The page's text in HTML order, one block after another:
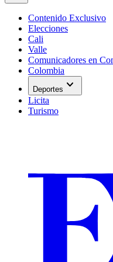
Contenido Exclusivo
Elecciones
Cali
Valle
Comunicadores en
Colombia
Deportes expand_more
Licita
Turismo